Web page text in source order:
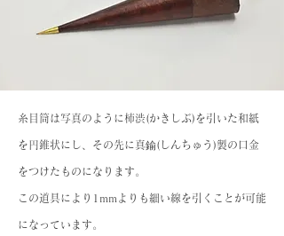
糸目筒は写真のように柿渋(かきしぶ)を引いた和紙
を円錐状にし、その先に真鍮(しんちゅう)製の口金
をつけたものになります。
この道具により1mmよりも細い線を引くことが可能
になっています。